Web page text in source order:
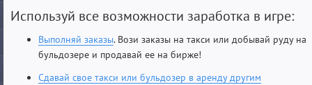
Используй все возможности заработка в игре:
Выполняй заказы. Вози заказы на такси или добывай руду на
бульдозере и продавай ее на бирже!
Сдавай свое такси или бульдозер в аренду другим